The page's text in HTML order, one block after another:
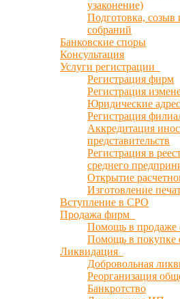
узаконение)
Подготовка,
собраний
Банковские споры
Консультация
Услуги регистрации
Регистрация фирм
Регистрация
Юридические
Регистрация
Аккредитация
представительств
Регистрация в
среднего
Открытие
Изготовление
Вступление в СРО
Продажа фирм
Помощь в
Помощь в
Ликвидация
Добровольная
Реорганизация
Банкротство